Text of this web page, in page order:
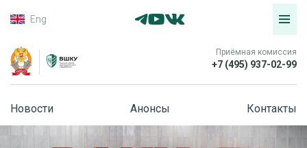
Eng
Приёмная комиссия
+7 (495) 937-02-99
Новости Анонсы Контакты